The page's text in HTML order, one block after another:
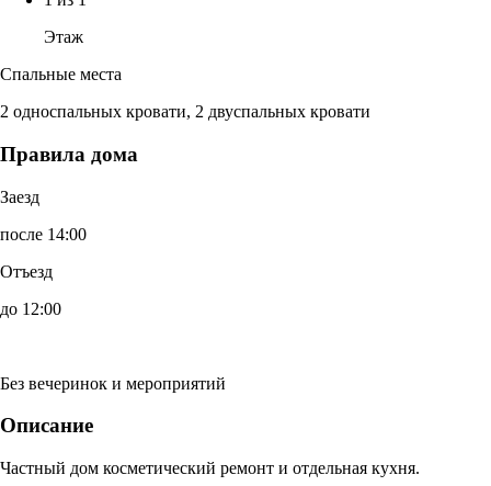
Этаж
Спальные места
2 односпальных кровати, 2 двуспальных кровати
Правила дома
Заезд
после 14:00
Отъезд
до 12:00
Без вечеринок и мероприятий
Описание
Частный дом косметический ремонт и отдельная кухня.